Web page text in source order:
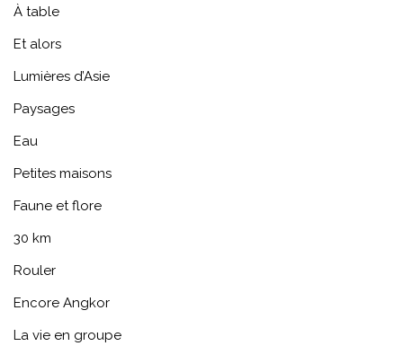
À table
Et alors
Lumières d’Asie
Paysages
Eau
Petites maisons
Faune et flore
30 km
Rouler
Encore Angkor
La vie en groupe